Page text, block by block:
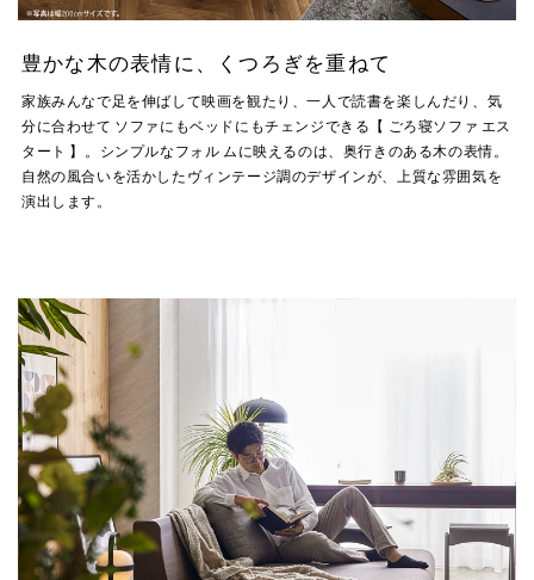
豊かな木の表情に、くつろぎを重ねて
家族みんなで足を伸ばして映画を観たり、一人で読書を楽しんだり、気
分に合わせて ソファにもベッドにもチェンジできる【 ごろ寝ソファ エス
タート 】。シンプルなフォル ムに映えるのは、奥行きのある木の表情。
自然の風合いを活かしたヴィンテージ調のデザインが、上質な雰囲気を
演出します。